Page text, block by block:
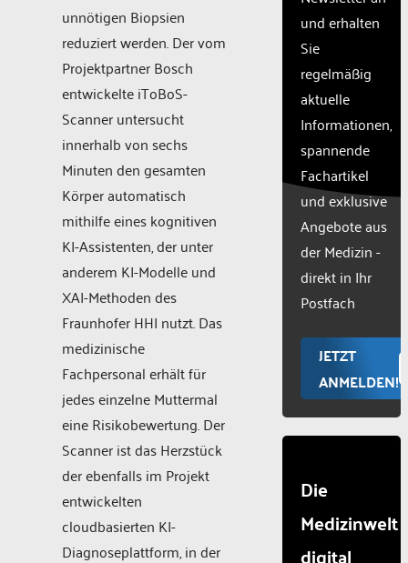
unnötigen Biopsien
reduziert werden. Der vom
Projektpartner Bosch
entwickelte iToBoS-
Scanner untersucht
innerhalb von sechs
Minuten den gesamten
Körper automatisch
mithilfe eines kognitiven
KI-Assistenten, der unter
anderem KI-Modelle und
XAI-Methoden des
Fraunhofer HHI nutzt. Das
medizinische
Fachpersonal erhält für
jedes einzelne Muttermal
eine Risikobewertung. Der
Scanner ist das Herzstück
der ebenfalls im Projekt
entwickelten
cloudbasierten KI-
Diagnoseplattform, in der
site
with
CMP
to add
content
to the
list of
used.
Powered
Consent
und erhalten
Sie
regelmäßig
aktuelle
Informationen,
spannende
Fachartikel
und exklusive
Angebote aus
der Medizin -
direkt in Ihr
Postfach
JETZT
ANMELDEN!
Die
Medizinwelt